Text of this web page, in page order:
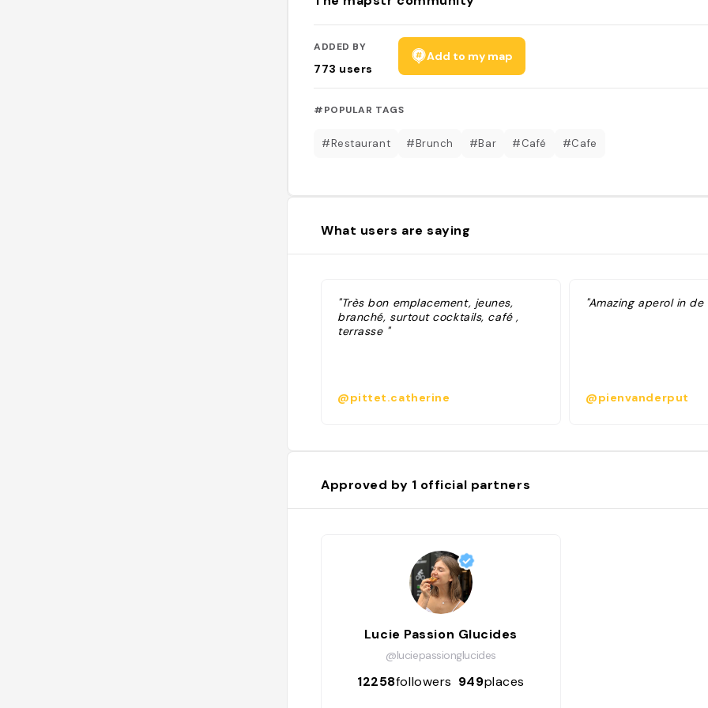
ADDED BY
773 users
Add to my map
#POPULAR TAGS
#Restaurant #Brunch #Bar #Café #Cafe
What users are saying
"Très bon emplacement, jeunes,
branché, surtout cocktails, café ,
terrasse "
@pittet.catherine
"Amazing aperol in de
@pienvanderput
Approved by 1 official partners
Lucie Passion Glucides
@luciepassionglucides
12258followers 949places